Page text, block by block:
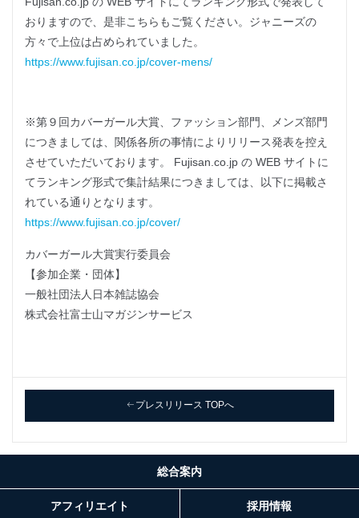
おりますので、是非こちらもご覧ください。ジャニーズの
方々で上位は占められていました。
https://www.fujisan.co.jp/cover-mens/
※第９回カバーガール大賞、ファッション部門、メンズ部門
につきましては、関係各所の事情によりリリース発表を控え
させていただいております。 Fujisan.co.jp の WEB サイトに
てランキング形式で集計結果につきましては、以下に掲載さ
れている通りとなります。
https://www.fujisan.co.jp/cover/
カバーガール大賞実行委員会
【参加企業・団体】
一般社団法人日本雑誌協会
株式会社富士山マガジンサービス
プレスリリース TOPへ
総合案内
アフィリエイト 採用情報